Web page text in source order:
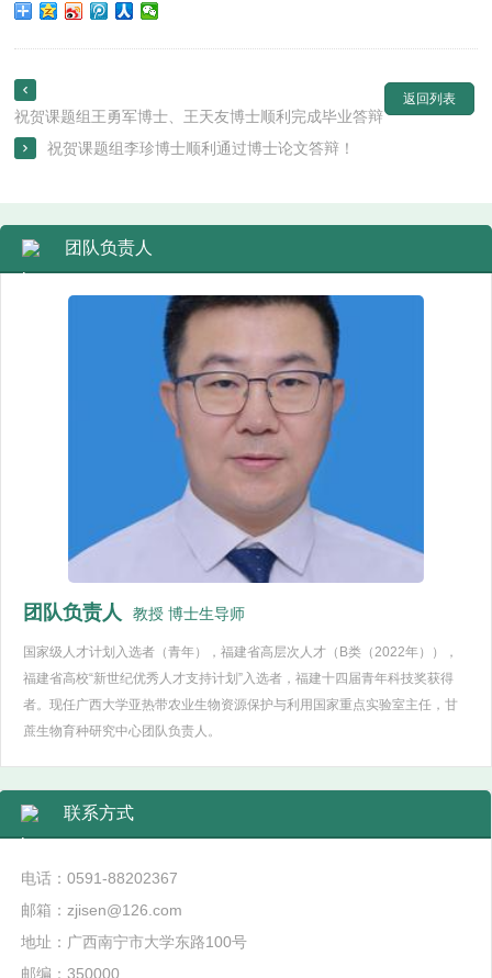

祝贺课题组王勇军博士、王天友博士顺利完成毕业答辩
 祝贺课题组李珍博士顺利通过博士论文答辩！
返回列表
团队负责人
团队负责人 教授 博士生导师
国家级人才计划入选者（青年），福建省高层次人才（B类（2022年）），
福建省高校“新世纪优秀人才支持计划”入选者，福建十四届青年科技奖获得
者。现任广西大学亚热带农业生物资源保护与利用国家重点实验室主任，甘
蔗生物育种研究中心团队负责人。
联系方式
电话：0591-88202367
邮箱：zjisen@126.com
地址：广西南宁市大学东路100号
邮编：350000